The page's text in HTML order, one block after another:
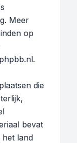
Meer
op
.
die
bevat
het land